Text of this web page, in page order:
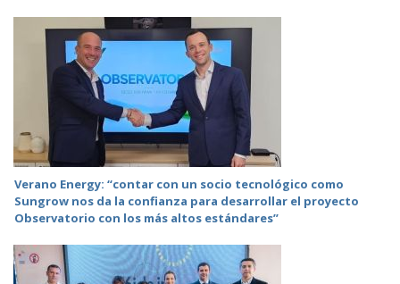
Verano Energy: “contar con un socio tecnológico como
Sungrow nos da la confianza para desarrollar el proyecto
Observatorio con los más altos estándares”